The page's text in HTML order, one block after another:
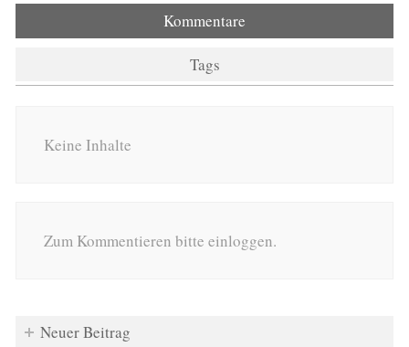
Kommentare
Tags
Keine Inhalte
Zum Kommentieren bitte einloggen.
Neuer Beitrag